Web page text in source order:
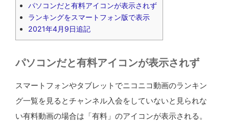
パソコンだと有料アイコンが表示されず
ランキングをスマートフォン版で表示
2021年4月9日追記
パソコンだと有料アイコンが表示されず
スマートフォンやタブレットでニコニコ動画のランキン
グ一覧を見るとチャンネル入会をしていないと見られな
い有料動画の場合は「有料」のアイコンが表示される。